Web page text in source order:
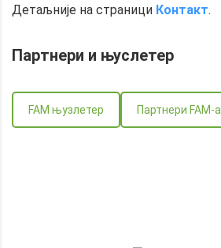
Детаљније на страници Контакт.
Партнери и њуслетер
FAM њузлетер Партнери FAM-a